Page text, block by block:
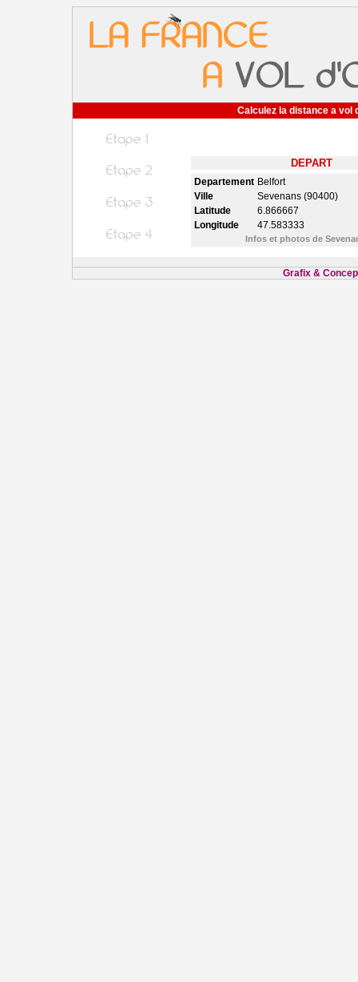
Calculez la distance a vol
DEPART
Departement Belfort
Ville
Sevenans (90400)
Latitude
6.866667
Longitude
47.583333
Infos et photos de
Grafix &